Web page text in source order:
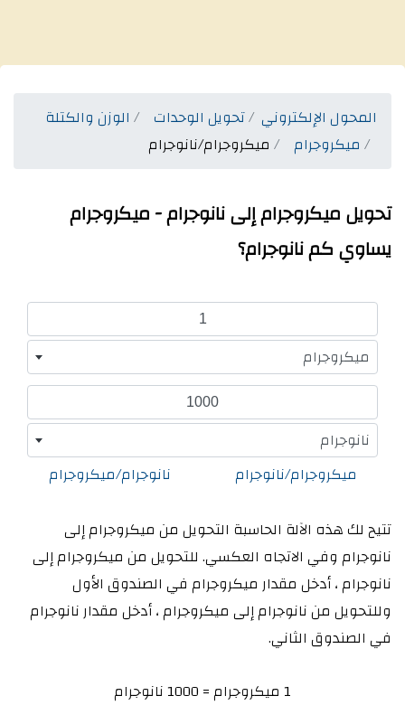
المحول الإلكتروني تحويل الوحدات
الوزن والكتلة
ميكروجرام
ميكروجرام/نانوجرام
تحويل ميكروجرام إلى نانوجرام - ميكروجرام
يساوي كم نانوجرام؟
ميكروجرام
نانوجرام
ميكروجرام/نانوجرام
نانوجرام/ميكروجرام
تتيح لك هذه الآلة الحاسبة التحويل من ميكروجرام إلى
نانوجرام وفي الاتجاه العكسي. للتحويل من ميكروجرام إلى
نانوجرام ، أدخل مقدار ميكروجرام في الصندوق الأول
وللتحويل من نانوجرام إلى ميكروجرام ، أدخل مقدار نانوجرام
في الصندوق الثاني.
1 ميكروجرام = 1000 نانوجرام